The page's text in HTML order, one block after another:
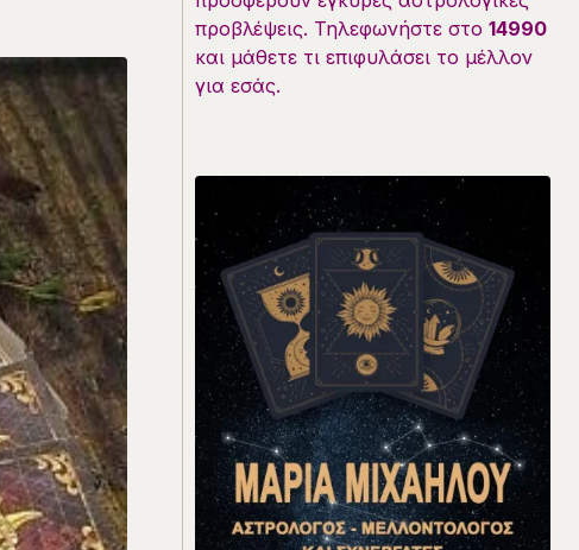
προβλέψεις. Τηλεφωνήστε στο 14990
και μάθετε τι επιφυλάσει το μέλλον
για εσάς.